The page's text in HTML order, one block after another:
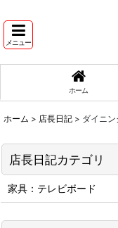
メニュー
ホーム
ホーム > 店長日記 > ダイニ
店長日記カテゴリ
家具：テレビボード